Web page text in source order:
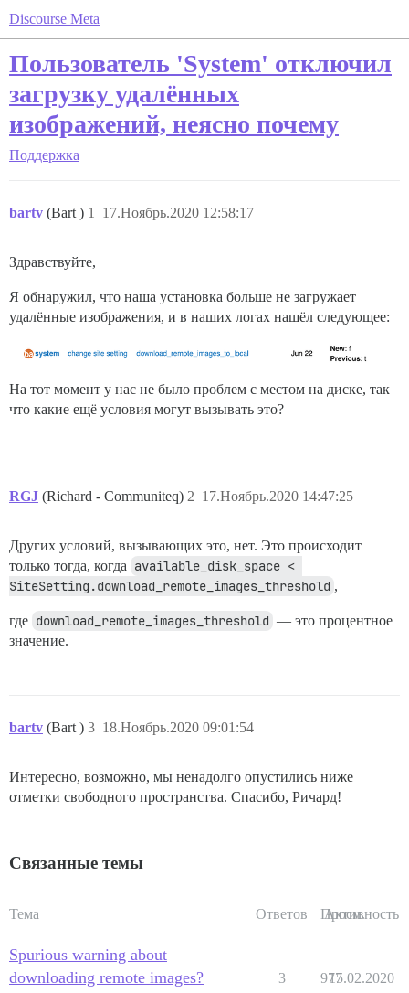
Discourse Meta
Пользователь 'System' отключил
загрузку удалённых
изображений, неясно почему
Поддержка
bartv (Bart ) 17.Ноябрь.2020 12:58:17
1
Здравствуйте,
Я обнаружил, что наша установка больше не загружает
удалённые изображения, и в наших логах нашёл следующее:
На тот момент у нас не было проблем с местом на диске, так
что какие ещё условия могут вызывать это?
RGJ (Richard - Communiteq) 17.Ноябрь.2020 14:47:25
2
Других условий, вызывающих это, нет. Это происходит
только тогда, когда available_disk_space <
SiteSetting.download_remote_images_threshold ,
где download_remote_images_threshold — это процентное
значение.
bartv (Bart ) 18.Ноябрь.2020 09:01:54
3
Интересно, возможно, мы ненадолго опустились ниже
отметки свободного пространства. Спасибо, Ричард!
Связанные темы
Тема Ответов Просм.
Активность
Spurious warning about
downloading remote images?
3 977
15.02.2020